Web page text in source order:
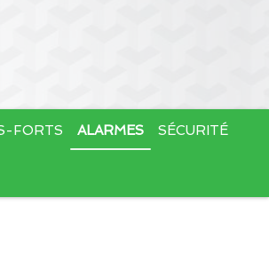
FORTS ALARMES SÉCURITÉ